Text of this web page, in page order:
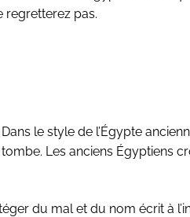
regretterez pas.
le style de l’Égypte
Les anciens Égyptiens
du mal et du nom écrit à